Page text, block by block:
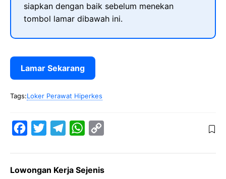
siapkan dengan baik sebelum menekan
tombol lamar dibawah ini.
Lamar Sekarang
Tags:Loker Perawat Hiperkes
e
t
e
W
t
y
Lowongan Kerja Sejenis